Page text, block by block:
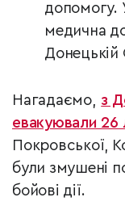
допомогу.
медична
Нагадаємо, з
евакуювали
Покровської,
були змушені
бойові дії.